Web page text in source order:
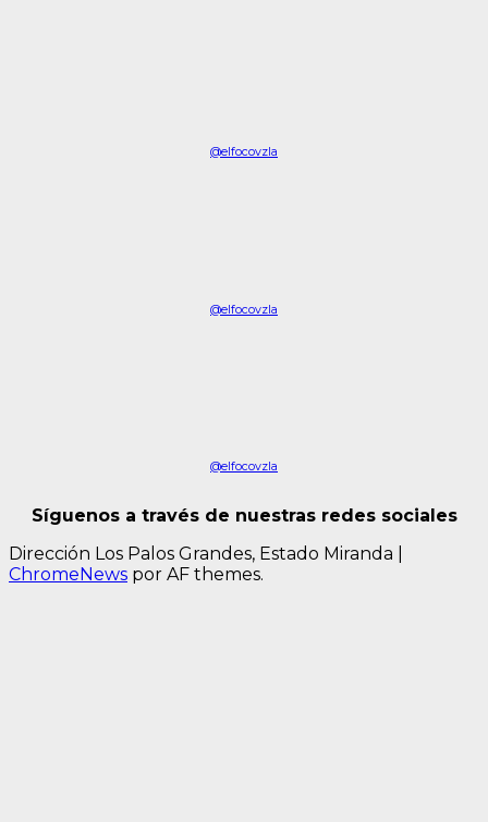
@elfocovzla
@elfocovzla
@elfocovzla
Síguenos a través de nuestras redes sociales
Dirección Los Palos Grandes, Estado Miranda
ChromeNews por AF themes.